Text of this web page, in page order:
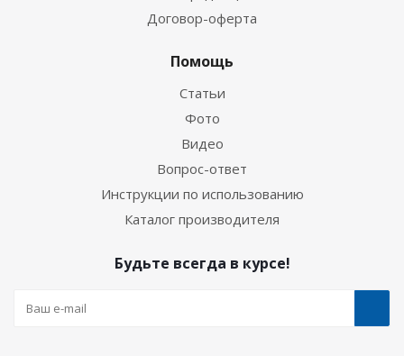
Договор-оферта
Помощь
Статьи
Фото
Видео
Вопрос-ответ
Инструкции по использованию
Каталог производителя
Будьте всегда в курсе!